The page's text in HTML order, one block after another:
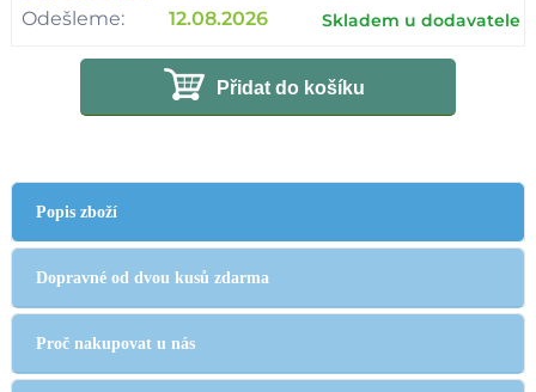
Odešleme: 12.08.2026 Skladem u dodavatele
Přidat do košíku
Popis zboží
Dopravné od dvou kusů zdarma
Proč nakupovat u nás